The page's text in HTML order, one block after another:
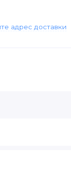
адрес доставки